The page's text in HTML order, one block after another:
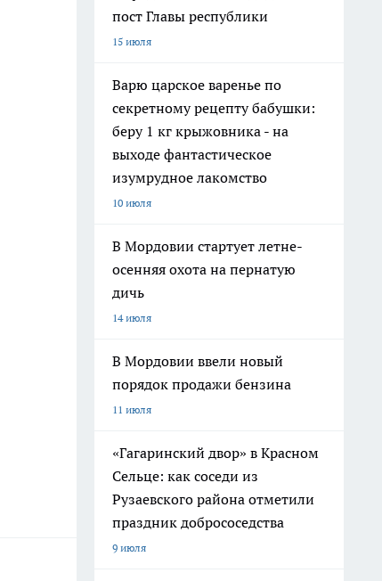
пост Главы республики
15 июля
Варю царское варенье по
секретному рецепту бабушки:
беру 1 кг крыжовника - на
выходе фантастическое
изумрудное лакомство
10 июля
В Мордовии стартует летне-
осенняя охота на пернатую
дичь
14 июля
В Мордовии ввели новый
порядок продажи бензина
11 июля
«Гагаринский двор» в Красном
Сельце: как соседи из
Рузаевского района отметили
праздник добрососедства
9 июля